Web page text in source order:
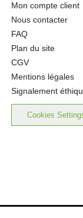
Mon compte client
Nous contacter
FAQ
Plan du site
CGV
Mentions légales
Signalement
Cookies